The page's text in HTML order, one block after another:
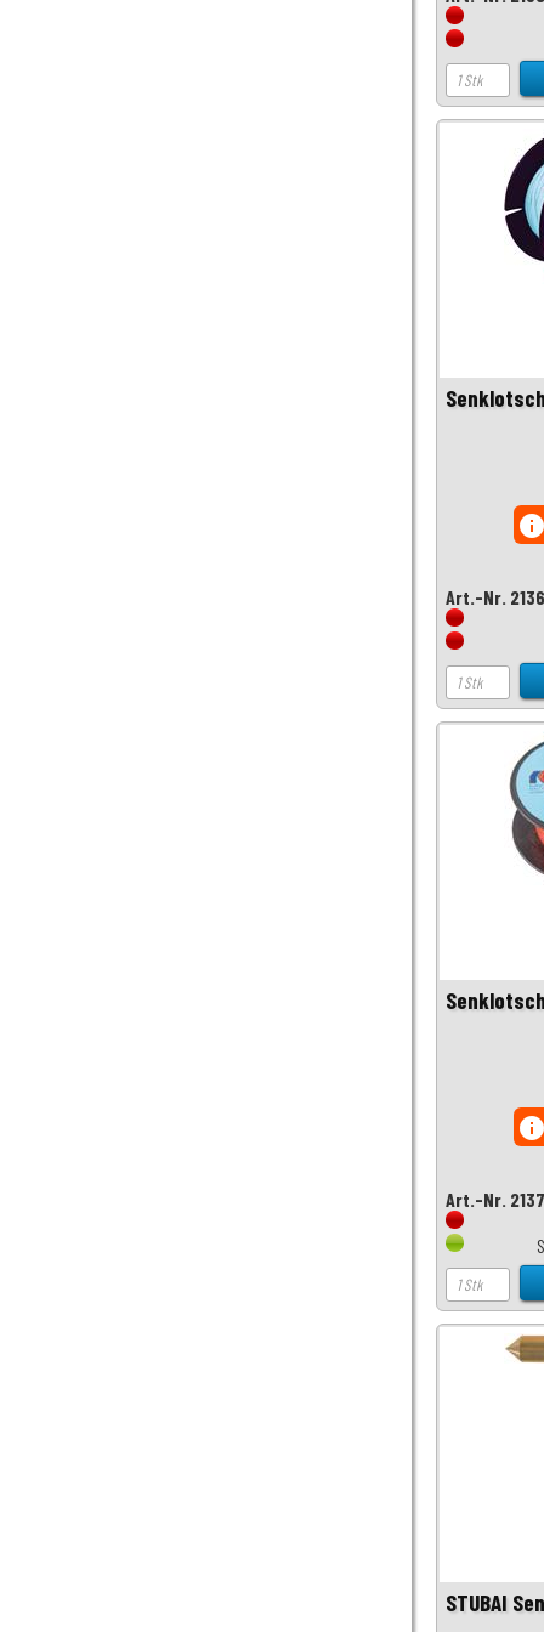
info
Art.-Nr.
info
Art.-Nr.
STUBAI